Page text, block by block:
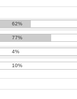
62%
77%
4%
10%